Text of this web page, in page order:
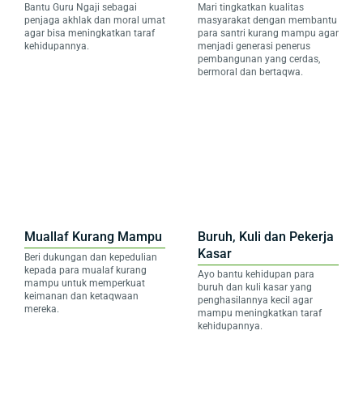
Bantu Guru Ngaji sebagai
penjaga akhlak dan moral umat
agar bisa meningkatkan taraf
kehidupannya.
Mari tingkatkan kualitas
masyarakat dengan membantu
para santri kurang mampu agar
menjadi generasi penerus
pembangunan yang cerdas,
bermoral dan bertaqwa.
Muallaf Kurang Mampu
Beri dukungan dan kepedulian
kepada para mualaf kurang
mampu untuk memperkuat
keimanan dan ketaqwaan
mereka.
Buruh, Kuli dan Pekerja
Kasar
Ayo bantu kehidupan para
buruh dan kuli kasar yang
penghasilannya kecil agar
mampu meningkatkan taraf
kehidupannya.